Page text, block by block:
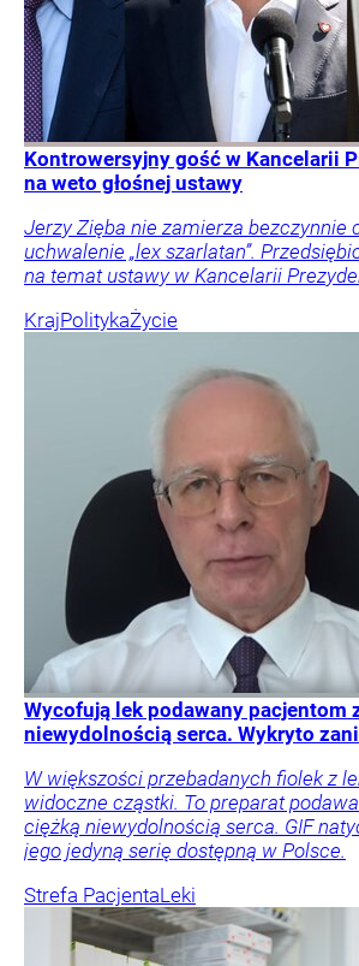
Kontrowersyjny gość w Kancelarii
na weto głośnej ustawy
Jerzy Zięba nie zamierza bezczynnie
uchwalenie „lex szarlatan”.
na temat ustawy w Kancelarii
KrajPolitykaŻycie
Wycofują lek podawany pacjentom
niewydolnością serca. Wykryto
W większości przebadanych fiolek z
widoczne cząstki. To preparat
ciężką niewydolnością serca. GIF
jego jedyną serię dostępną w Polsce.
Strefa PacjentaLeki